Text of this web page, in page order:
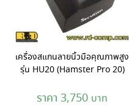
เครื่องสแกนลายนิ้วมือคุณภาพสูง
รุ่น HU20 (Hamster Pro 20)
3,750